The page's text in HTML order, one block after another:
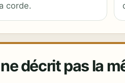
corde.
décrit pas la